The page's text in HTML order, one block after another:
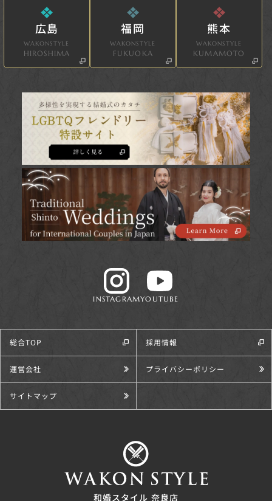
広島
WAKONSTYLE
HIROSHIMA
福岡
WAKONSTYLE
FUKUOKA
熊本
WAKONSTYLE
KUMAMOTO
INSTAGRAMYOUTUBE
総合TOP 採用情報
運営会社 プライバシーポリシー
サイトマップ
和婚スタイル 奈良店